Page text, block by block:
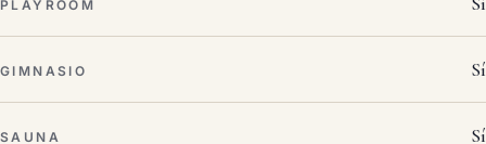
PLAYROOM
GIMNASIO Sí
SAUNA Sí